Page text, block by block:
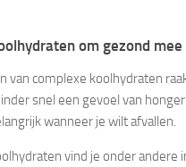
om gezond
van complexe koolhydraten
snel een gevoel van
wanneer je wilt afvallen.
vind je onder andere